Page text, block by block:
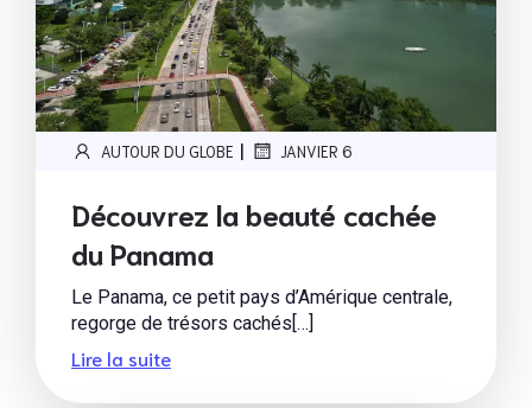
AUTOUR DU GLOBE | JANVIER 6
Découvrez la beauté cachée
du Panama
Le Panama, ce petit pays d’Amérique centrale,
regorge de trésors cachés[…]
Lire la suite